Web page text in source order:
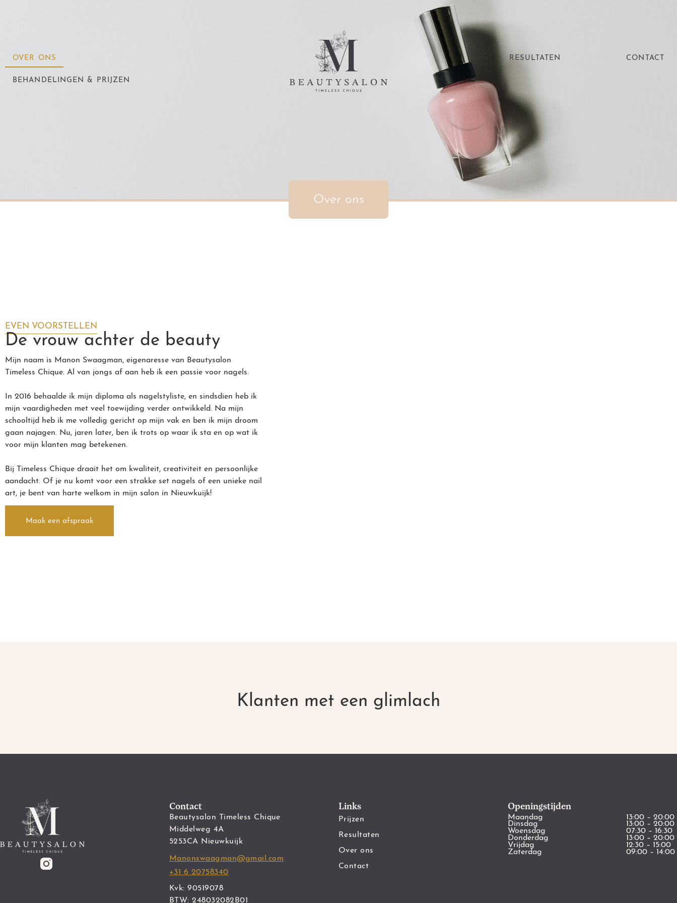
OVER ONS
BEHANDELINGEN & PRIJZEN
RESULTATEN CONTACT
Over ons
EVEN VOORSTELLEN
De vrouw achter de beauty
Mijn naam is Manon Swaagman, eigenaresse van Beautysalon
Timeless Chique. Al van jongs af aan heb ik een passie voor nagels.
In 2016 behaalde ik mijn diploma als nagelstyliste, en sindsdien heb ik
mijn vaardigheden met veel toewijding verder ontwikkeld. Na mijn
schooltijd heb ik me volledig gericht op mijn vak en ben ik mijn droom
gaan najagen. Nu, jaren later, ben ik trots op waar ik sta en op wat ik
voor mijn klanten mag betekenen.
Bij Timeless Chique draait het om kwaliteit, creativiteit en persoonlijke
aandacht. Of je nu komt voor een strakke set nagels of een unieke nail
art, je bent van harte welkom in mijn salon in Nieuwkuijk!
Maak een afspraak
Klanten met een glimlach
Contact
Beautysalon Timeless Chique
Middelweg 4A
5253CA Nieuwkuijk
Manonswaagman@gmail.com
+31 6 20758340
Kvk: 90519078
BTW: 248032082B01
Links
Prijzen
Resultaten
Over ons
Contact
Openingstijden
Maandag 13:00 – 20:00
Dinsdag 13:00 – 20:00
Woensdag 07:30 – 16:30
Donderdag 13:00 – 20:00
Vrijdag 12:30 – 15:00
Zaterdag 09:00 – 14:00